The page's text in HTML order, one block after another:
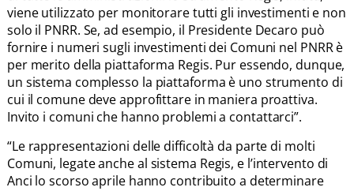
viene utilizzato per monitorare tutti gli investimenti e non
solo il PNRR. Se, ad esempio, il Presidente Decaro può
fornire i numeri sugli investimenti dei Comuni nel PNRR è
per merito della piattaforma Regis. Pur essendo, dunque,
un sistema complesso la piattaforma è uno strumento di
cui il comune deve approfittare in maniera proattiva.
Invito i comuni che hanno problemi a contattarci”.
“Le rappresentazioni delle difficoltà da parte di molti
Comuni, legate anche al sistema Regis, e l’intervento di
Anci lo scorso aprile hanno contribuito a determinare